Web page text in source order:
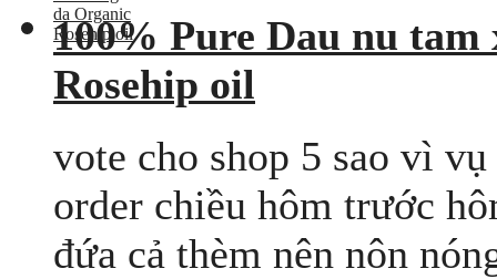
100% Pure Dau nu
Rosehip oil
vote cho shop 5 sao vì
order chiều hôm trước
đứa cả thèm nên nôn